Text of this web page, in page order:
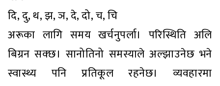
दि, दु, थ, झ, ञ, दे, दो, च, चि
अरूका लागि समय खर्चनुपर्ला। परिस्थिति अलि
बिग्रन सक्छ। सानोतिनो समस्याले अल्झाउनेछ भने
स्वास्थ्य पनि प्रतिकूल रहनेछ। व्यवहारमा